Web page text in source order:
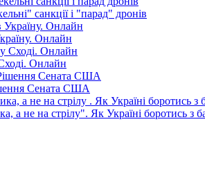
санкції і "парад" дронів
Онлайн
Онлайн
Сената США
а не на стрілу". Як Україні боротись з